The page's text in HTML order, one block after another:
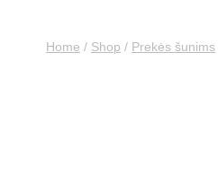
Home / Shop / Prekės šunims